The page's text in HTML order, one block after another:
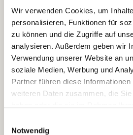
Wir verwenden Cookies, um
personalisieren, Funktionen für
zu können und die Zugriffe auf
analysieren. Außerdem geben wir
Verwendung unserer Website an
soziale Medien, Werbung und
Partner führen diese
weiteren Daten zusammen, die
Wenn Sie auf „Cookies zulassen“
Notwendig
Ich bin damit einverstanden, dass meine
ausschließlich zum Zweck der
verarbeitet, auf IT- Systemen der Garitz
GmbH, Heinrich-von-Kleist-Straße 2,
(Betreiber) gespeichert und an die für
verantwortliche Stelle zur
werden.
Diese Einwilligungserklärung kann ich
Weitere Details können Sie der